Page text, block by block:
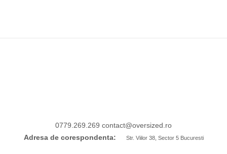
0779.269.269 contact@oversized.ro
Adresa de corespondenta:
Str. Viilor 38, Sector 5 Bucuresti